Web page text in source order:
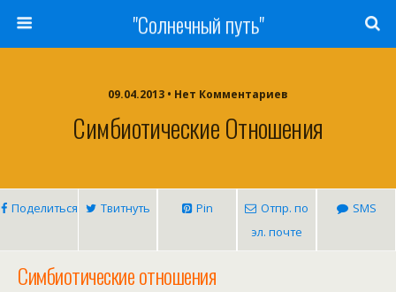
"Солнечный путь"
09.04.2013 • Нет Комментариев
Симбиотические Отношения
Поделиться Твитнуть Pin
Отпр. по
эл. почте
SMS
Симбиотические отношения